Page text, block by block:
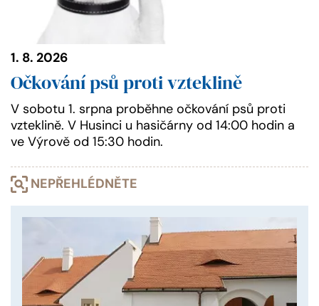
1. 8. 2026
Očkování psů proti vzteklině
V sobotu 1. srpna proběhne očkování psů proti
vzteklině. V Husinci u hasičárny od 14:00 hodin a
ve Výrově od 15:30 hodin.
NEPŘEHLÉDNĚTE